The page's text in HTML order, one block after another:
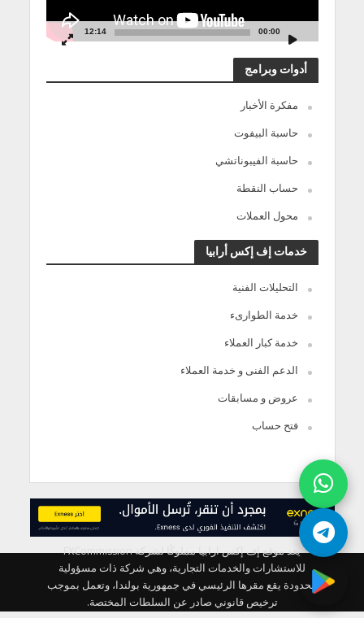
00:00
12:14
أدوات وبرامج
مفكرة الأخبار
حاسبة البيفوت
حاسبة الفيبوناتشي
حساب النقطة
محول العملات
خدمات إف إكس أرابيا
التحليلات الفنية
خدمة الطوارىء
خدمة كبار العملاء
الدعم الفنى و خدمة العملاء
عروض و مسابقات
فتح حساب
يعد موقع إف إكس ارابيا مملوكًا لشركة FXCommission
للاستشارات والخدمات التجارية، وهي شركة ذات مسؤولية
محدودة يقع مقرها الرئيسي في جمهورية بولندا، وتعمل بموجب
ترخيص قانوني صادر عن السلطات المختصة.